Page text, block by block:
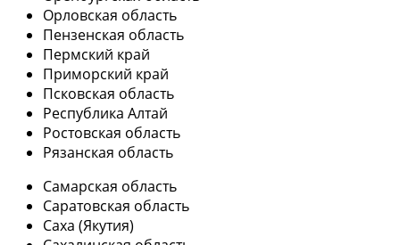
Орловская область
Пензенская область
Пермский край
Приморский край
Псковская область
Республика Алтай
Ростовская область
Рязанская область
Самарская область
Саратовская область
Саха (Якутия)